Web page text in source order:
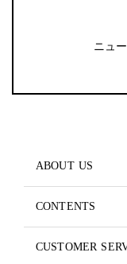
ニュ
ABOUT US
CONTENTS
CUSTOMER